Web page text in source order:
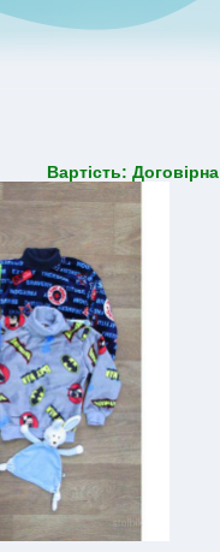
Вартість: Договірна